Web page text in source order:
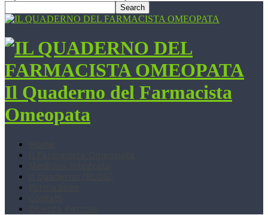
Il Quaderno del Farmacista
Omeopata